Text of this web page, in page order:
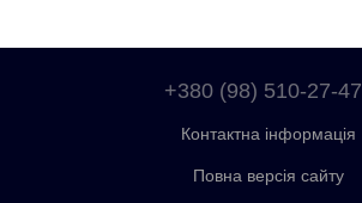
+380 (98) 510-27-47
Контактна інформація
Повна версія сайту